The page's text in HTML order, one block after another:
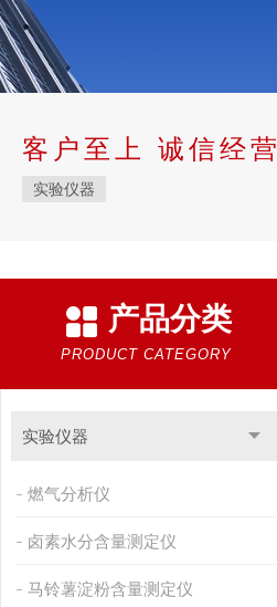
客户至上 诚信经营
实验仪器
产品分类
PRODUCT CATEGORY
实验仪器
燃气分析仪
卤素水分含量测定仪
马铃薯淀粉含量测定仪